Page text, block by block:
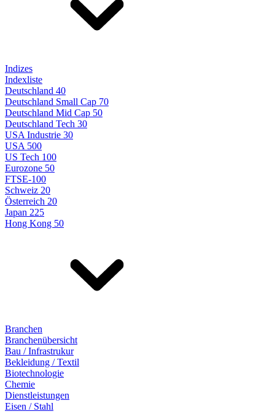
Indizes
Indexliste
Deutschland 40
Deutschland Small Cap 70
Deutschland Mid Cap 50
Deutschland Tech 30
USA Industrie 30
USA 500
US Tech 100
Eurozone 50
FTSE-100
Schweiz 20
Österreich 20
Japan 225
Hong Kong 50
Branchen
Branchenübersicht
Bau / Infrastrukur
Bekleidung / Textil
Biotechnologie
Chemie
Dienstleistungen
Eisen / Stahl